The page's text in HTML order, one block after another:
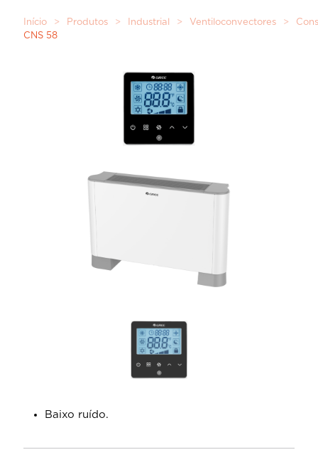
Início > Produtos > Industrial > Ventiloconvectores >
CNS 58
Baixo ruído.